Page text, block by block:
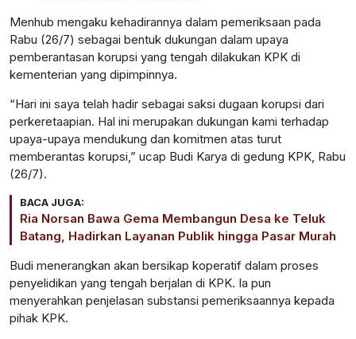
Menhub mengaku kehadirannya dalam pemeriksaan pada
Rabu (26/7) sebagai bentuk dukungan dalam upaya
pemberantasan korupsi yang tengah dilakukan KPK di
kementerian yang dipimpinnya.
“Hari ini saya telah hadir sebagai saksi dugaan korupsi dari
perkeretaapian. Hal ini merupakan dukungan kami terhadap
upaya-upaya mendukung dan komitmen atas turut
memberantas korupsi,” ucap Budi Karya di gedung KPK, Rabu
(26/7).
BACA JUGA:
Ria Norsan Bawa Gema Membangun Desa ke Teluk
Batang, Hadirkan Layanan Publik hingga Pasar Murah
Budi menerangkan akan bersikap koperatif dalam proses
penyelidikan yang tengah berjalan di KPK. Ia pun
menyerahkan penjelasan substansi pemeriksaannya kepada
pihak KPK.